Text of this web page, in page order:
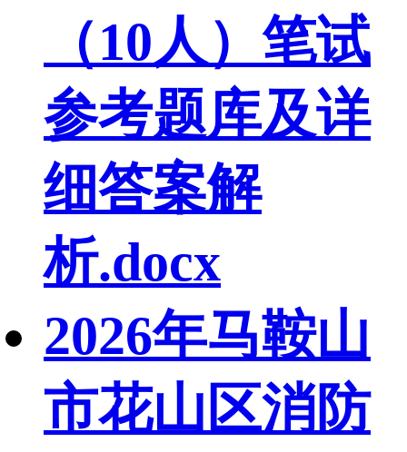
（10人）笔试
参考题库及详
细答案解
析.docx
2026年马鞍山
市花山区消防